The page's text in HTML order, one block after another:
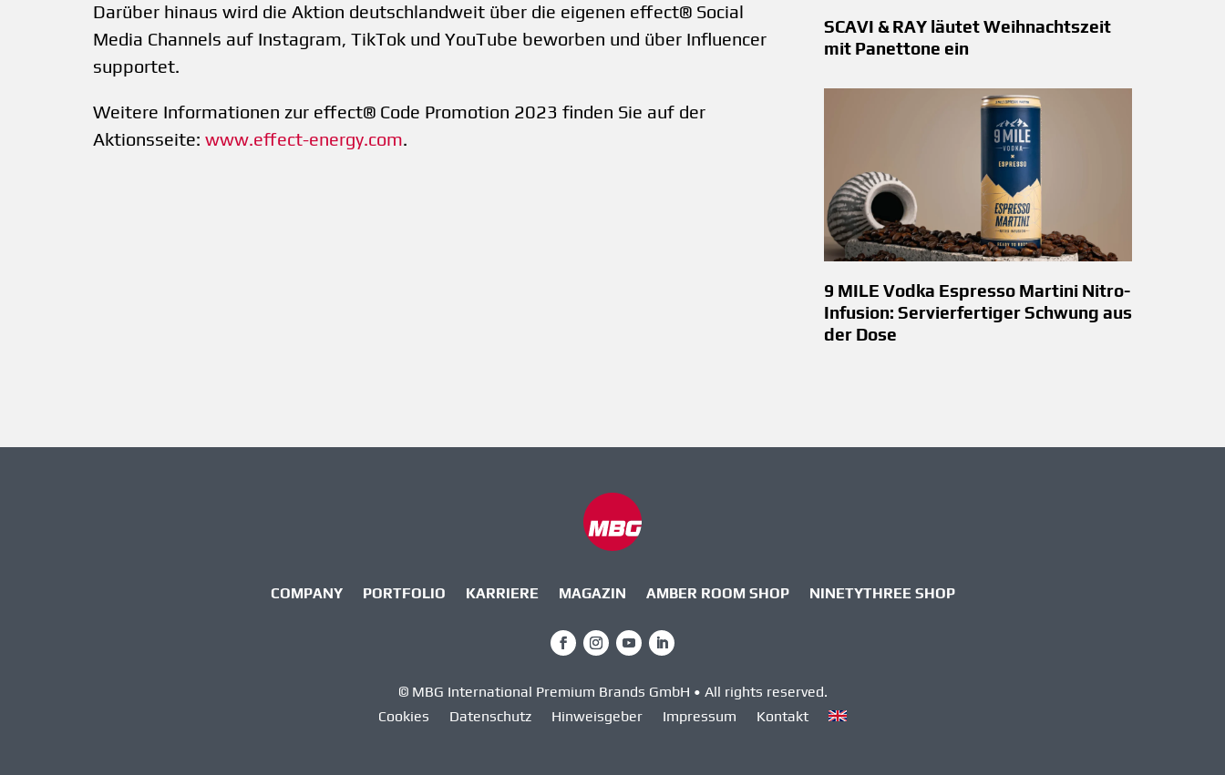
Darüber hinaus wird die Aktion deutschlandweit über die eigenen effect® Social
Media Channels auf Instagram, TikTok und YouTube beworben und über Influencer
supportet.
Weitere Informationen zur effect® Code Promotion 2023 finden Sie auf der
Aktionsseite: www.effect-energy.com.
SCAVI & RAY läutet Weihnachtszeit
mit Panettone ein
9 MILE Vodka Espresso Martini Nitro-
Infusion: Servierfertiger Schwung aus
der Dose
COMPANY PORTFOLIO KARRIERE MAGAZIN AMBER ROOM SHOP NINETYTHREE SHOP
© MBG International Premium Brands GmbH • All rights reserved.
Cookies
Datenschutz Hinweisgeber Impressum Kontakt